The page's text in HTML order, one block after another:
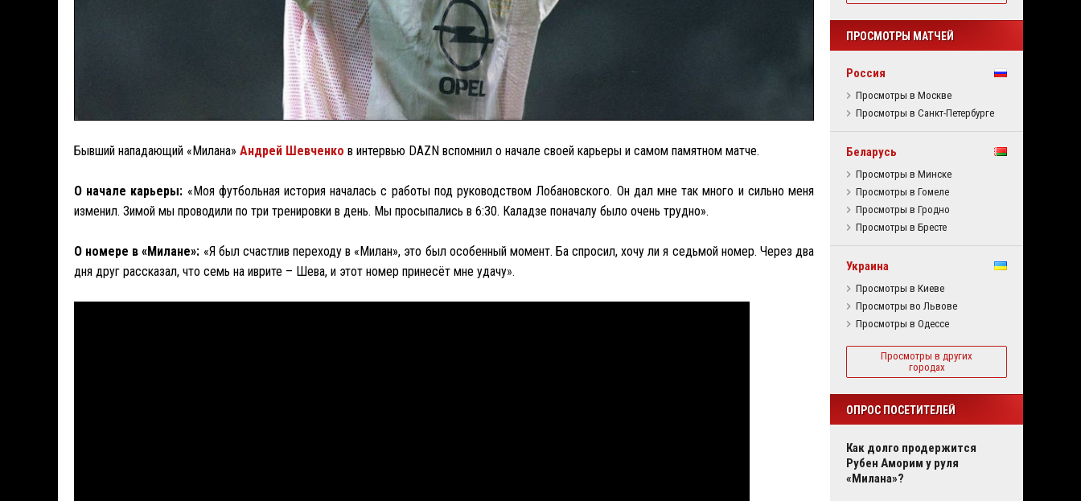
Бывший нападающий «Милана» Андрей Шевченко в интервью DAZN вспомнил о начале своей карьеры и самом памятном матче.
О начале карьеры: «Моя футбольная история началась с работы под руководством Лобановского. Он дал мне так много и сильно меня
изменил. Зимой мы проводили по три тренировки в день. Мы просыпались в 6:30. Каладзе поначалу было очень трудно».
О номере в «Милане»: «Я был счастлив переходу в «Милан», это был особенный момент. Ба спросил, хочу ли я седьмой номер. Через два
дня друг рассказал, что семь на иврите – Шева, и этот номер принесёт мне удачу».
ПРОСМОТРЫ МАТЧЕЙ
Россия
Просмотры в Москве
Просмотры в Санкт-Петербурге
Беларусь
Просмотры в Минске
Просмотры в Гомеле
Просмотры в Гродно
Просмотры в Бресте
Украина
Просмотры в Киеве
Просмотры во Львове
Просмотры в Одессе
Просмотры в других
городах
ОПРОС ПОСЕТИТЕЛЕЙ
Как долго продержится
Рубен Аморим у руля
«Милана»?